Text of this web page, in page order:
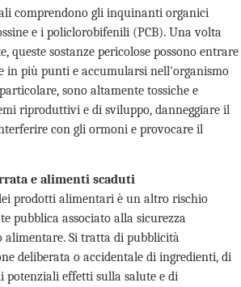
comprendono gli inquinanti organici
e i policlorobifenili (PCB). Una volta
queste sostanze pericolose possono entrare
in più punti e accumularsi nell'organismo
sono altamente tossiche e
riproduttivi e di sviluppo, danneggiare il
con gli ormoni e provocare il
e alimenti scaduti
prodotti alimentari è un altro rischio
pubblica associato alla sicurezza
alimentare. Si tratta di pubblicità
deliberata o accidentale di ingredienti, di
potenziali effetti sulla salute e di